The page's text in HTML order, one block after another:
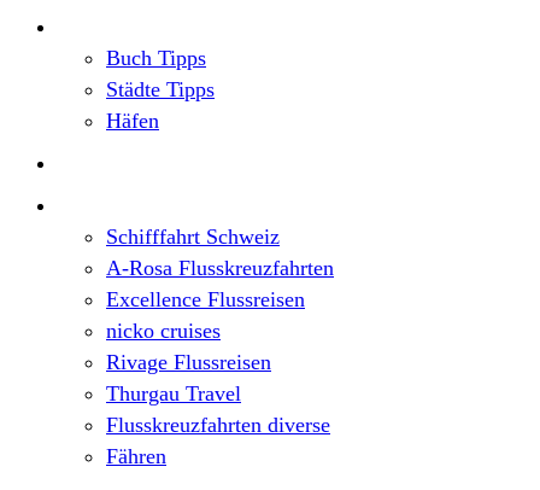
Buch Tipps
Städte Tipps
Häfen
Schifffahrt Schweiz
A-Rosa Flusskreuzfahrten
Excellence Flussreisen
nicko cruises
Rivage Flussreisen
Thurgau Travel
Flusskreuzfahrten diverse
Fähren